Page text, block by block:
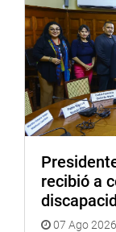
concesión,
obras
Etapa.
PRENSA
Puede
https://
fref=tsTwitter:
recibió a
07 Ago